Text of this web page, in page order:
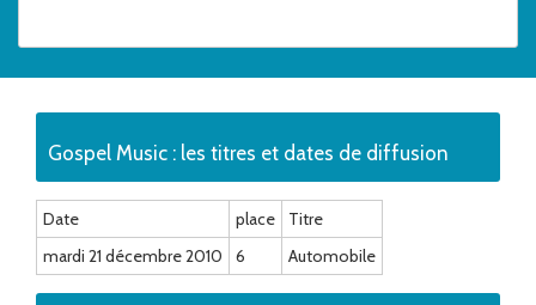
Gospel Music : les titres et dates de diffusion
Date place
Titre
mardi 21 décembre 2010
6 Automobile